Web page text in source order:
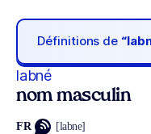
Définitions de
labné
nom masculin
FR [labne]